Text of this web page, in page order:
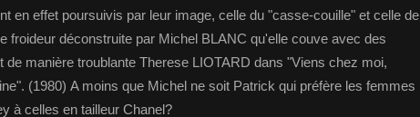
en effet poursuivis par leur image, celle du "casse-couille" et celle de
froideur déconstruite par Michel BLANC qu'elle couve avec des
de manière troublante Therese LIOTARD dans "Viens chez moi,
(1980) A moins que Michel ne soit Patrick qui préfère les femmes
à celles en tailleur Chanel?